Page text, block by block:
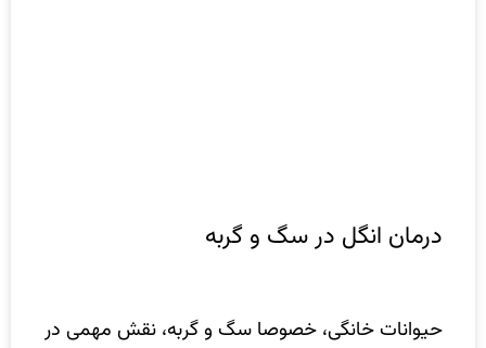
درمان‌ انگل در سگ و گربه
حیوانات خانگی، خصوصا سگ و گربه، نقش مهمی در